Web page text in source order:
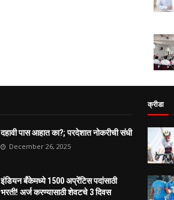
दहावी पास आहात का?; परदेशात नोकरीची संधी
December 26, 2025
इंडियन बँकेमध्ये 1500 अप्रेंटिस पदांसाठी
भरती! अर्ज करण्यासाठी शेवटचे 3 दिवस
क्रीडा